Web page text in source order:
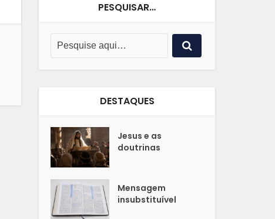
PESQUISAR…
DESTAQUES
Jesus e as
doutrinas
Mensagem
insubstituível